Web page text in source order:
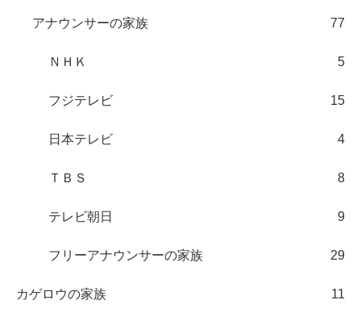
アナウンサーの家族 77
ＮＨＫ 5
フジテレビ 15
日本テレビ 4
ＴＢＳ 8
テレビ朝日 9
フリーアナウンサーの家族 29
カゲロウの家族 11